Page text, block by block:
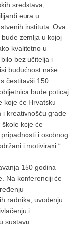
sredstava,
eura u
instituta. Ova
zemlja u kojoj
kvalitetno u
bez učitelja i
budućnost naše
čestitavši 150
bude poticaj
koje će Hrvatsku
i kreativnošću grade
koje će
i osobnog
i motivirani.“
150 godina
Na konferenciji će
radnika, uvođenju
i
sustavu.